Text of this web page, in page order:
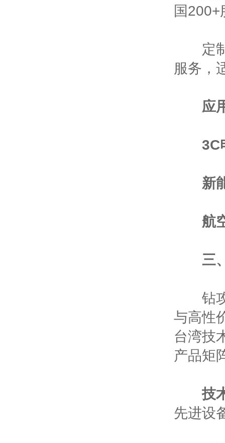
国
定制
服务，
应
3C
新
航
三
钻攻
与高性
台湾技
产品矩
技
先进设